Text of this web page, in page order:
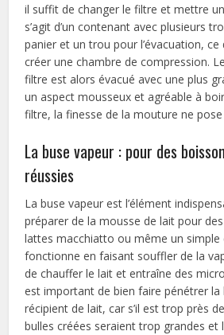
il suffit de changer le filtre et mettre
s’agit d’un contenant avec plusieurs
panier et un trou pour l’évacuation,
créer une chambre de compression.
filtre est alors évacué avec une plus
un aspect mousseux et agréable à
filtre, la finesse de la mouture ne
La buse vapeur : pour des
réussies
La buse vapeur est l’élément
préparer de la mousse de lait pour
lattes macchiatto ou même un simple
fonctionne en faisant souffler de la
de chauffer le lait et entraîne des
est important de bien faire pénétrer la
récipient de lait, car s’il est trop près
bulles créées seraient trop grandes et